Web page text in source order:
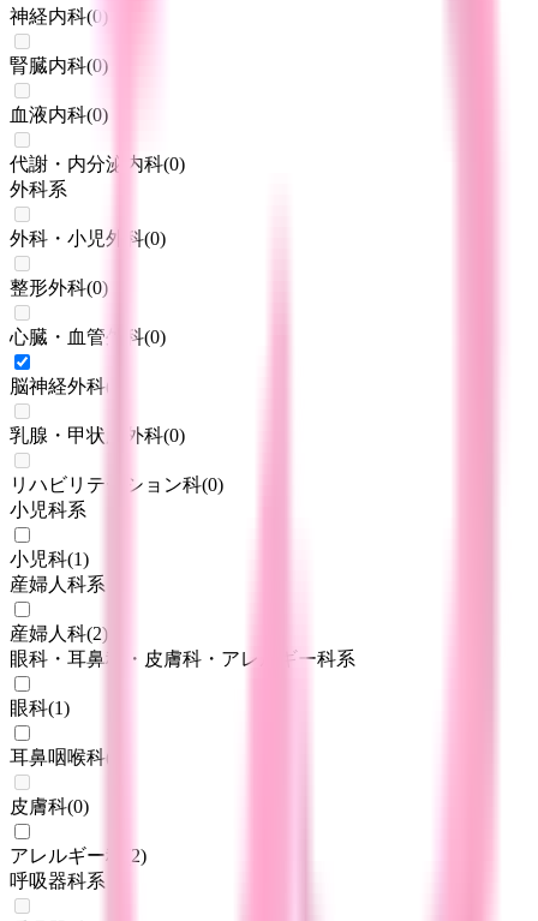
神経内科(0 )
腎臓内科(0)
血液内科(0)
代謝・内分泌内科(0)
外科系
外科・小児外科(0)
整形外科(0)
心臓・血管外科(0)
脳神経外科(
乳腺・甲状腺外科(0)
リハビリテーション科(0)
小児科系
小児科(1)
産婦人科系
産婦人科(2)
眼科・耳鼻科・皮膚科・アレルギー科系
眼科(1)
耳鼻咽喉科(
皮膚科(0)
アレルギー科 2)
呼吸器科系